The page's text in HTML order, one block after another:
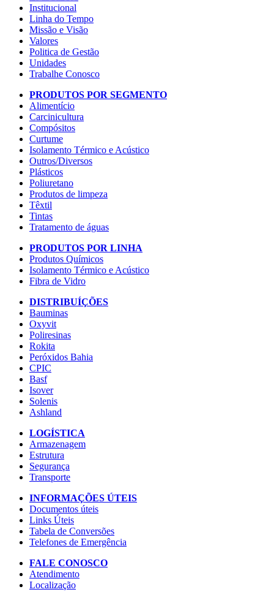
Institucional
Linha do Tempo
Missão e Visão
Valores
Politica de Gestão
Unidades
Trabalhe Conosco
PRODUTOS POR SEGMENTO
Alimentício
Carcinicultura
Compósitos
Curtume
Isolamento Térmico e Acústico
Outros/Diversos
Plásticos
Poliuretano
Produtos de limpeza
Têxtil
Tintas
Tratamento de águas
PRODUTOS POR LINHA
Produtos Químicos
Isolamento Térmico e Acústico
Fibra de Vidro
DISTRIBUÍÇÕES
Bauminas
Oxyvit
Poliresinas
Rokita
Peróxidos Bahia
CPIC
Basf
Isover
Solenis
Ashland
LOGÍSTICA
Armazenagem
Estrutura
Segurança
Transporte
INFORMAÇÕES ÚTEIS
Documentos úteis
Links Úteis
Tabela de Conversões
Telefones de Emergência
FALE CONOSCO
Atendimento
Localização